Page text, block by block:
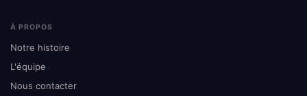
À PROPOS
Notre histoire
L'équipe
Nous contacter